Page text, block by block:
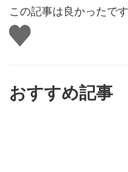
この記事は良かったで
い
い
おすすめ記事